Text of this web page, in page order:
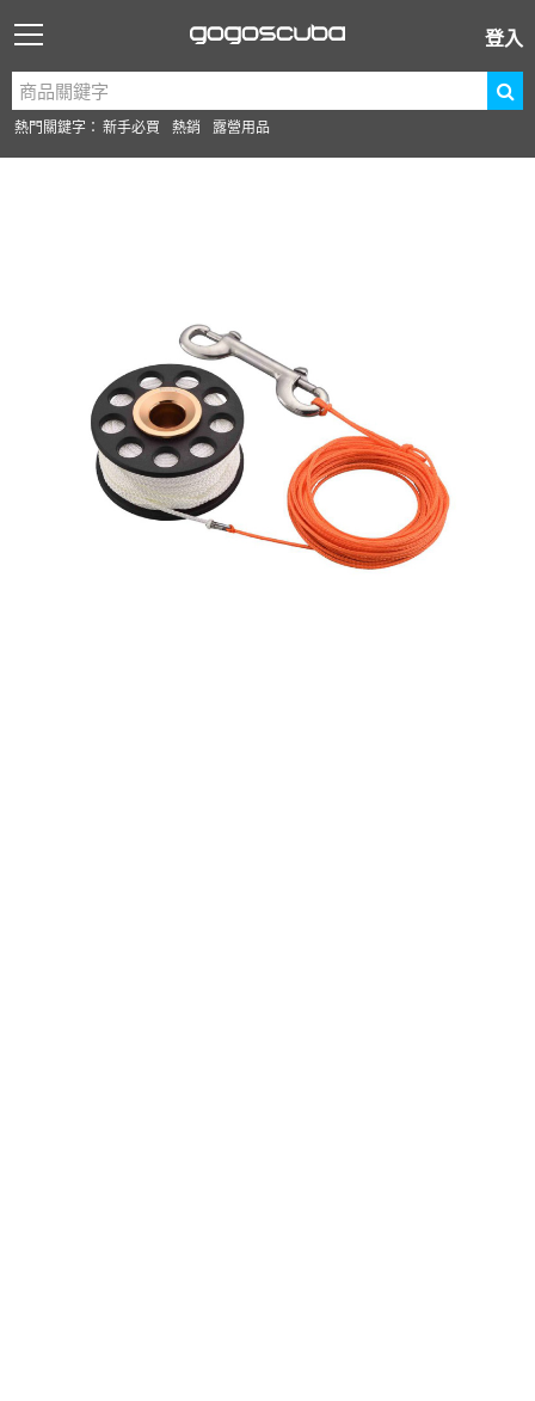
登入
熱門關鍵字： 新手必買 熱銷 露營用品